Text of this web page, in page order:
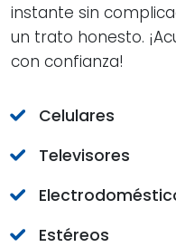
instante sin
un trato honesto.
con confianza!
Celulares
Televisores
Estéreos